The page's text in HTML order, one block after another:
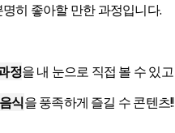
히 좋아할 만한 과정입니다.
정을 내 눈으로 직접 볼 수 있고
식을 풍족하게 즐길 수 콘텐츠!!